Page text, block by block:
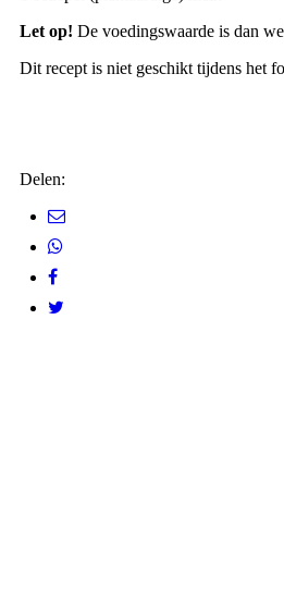
Let op! De voedingswaarde is dan
Dit recept is niet geschikt tijdens het
Delen: